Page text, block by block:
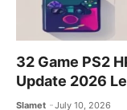
32 Game PS2
Update 2026
Slamet July 10, 2026